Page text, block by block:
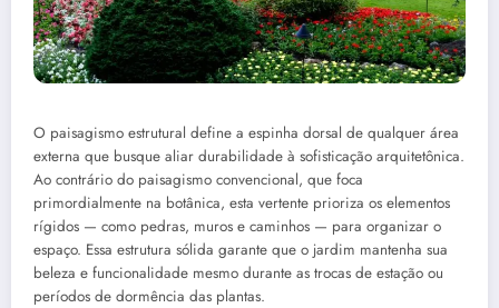
O paisagismo estrutural define a espinha dorsal de qualquer área
externa que busque aliar durabilidade à sofisticação arquitetônica.
Ao contrário do paisagismo convencional, que foca
primordialmente na botânica, esta vertente prioriza os elementos
rígidos — como pedras, muros e caminhos — para organizar o
espaço. Essa estrutura sólida garante que o jardim mantenha sua
beleza e funcionalidade mesmo durante as trocas de estação ou
períodos de dormência das plantas.